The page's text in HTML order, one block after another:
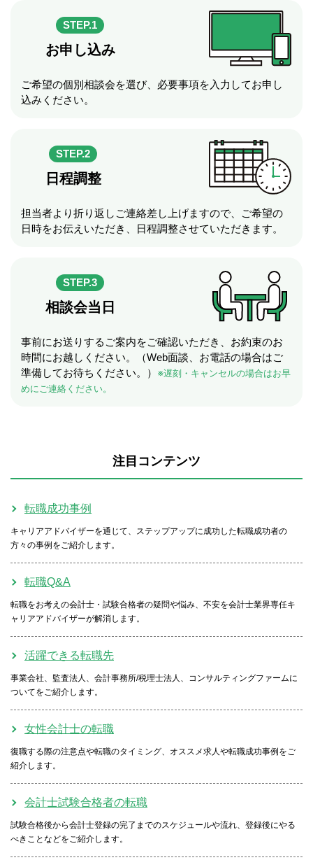
STEP.1
お申し込み
ご希望の個別相談会を選び、必要事項を入力してお申し
込みください。
STEP.2
日程調整
担当者より折り返しご連絡差し上げますので、ご希望の
日時をお伝えいただき、日程調整させていただきます。
STEP.3
相談会当日
事前にお送りするご案内をご確認いただき、お約束のお
時間にお越しください。（Web面談、お電話の場合はご
準備してお待ちください。）
※遅刻・キャンセルの場合はお早
めにご連絡ください。
注目コンテンツ
転職成功事例
キャリアアドバイザーを通じて、ステップアップに成功した転職成功者の
方々の事例をご紹介します。
転職Q&A
転職をお考えの会計士・試験合格者の疑問や悩み、不安を会計士業界専任キ
ャリアアドバイザーが解消します。
活躍できる転職先
事業会社、監査法人、会計事務所/税理士法人、コンサルティングファームに
ついてをご紹介します。
女性会計士の転職
復職する際の注意点や転職のタイミング、オススメ求人や転職成功事例をご
紹介します。
会計士試験合格者の転職
試験合格後から会計士登録の完了までのスケジュールや流れ、登録後にやる
べきことなどをご紹介します。